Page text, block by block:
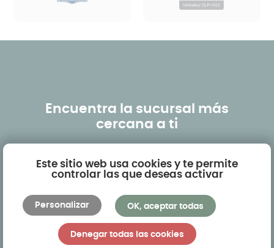
Encuentra la sucursal más
cercana a ti
AKENA es una red de alrededor de cincuenta
agencias con nombre propio y una veintena de
podrá visualizar la agencia más cercana a
usted y visitar los modelos de exhibición
presentados en situación.
Este sitio web usa cookies y te permite
controlar las que deseas activar
OK, aceptar todas
Denegar todas las cookies
Personalizar